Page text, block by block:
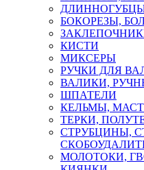
БОКОРЕЗЫ,
КИСТИ
МИКСЕРЫ
РУЧКИ ДЛЯ
ВАЛИКИ,
ШПАТЕЛИ
КЕЛЬМЫ,
ТЕРКИ,
СТРУБЦИНЫ,
МОЛОТОКИ,